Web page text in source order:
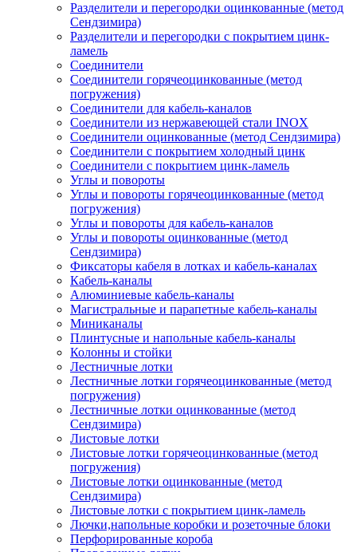
Разделители и перегородки оцинкованные (метод
Сендзимира)
Разделители и перегородки с покрытием цинк-
ламель
Соединители
Соединители горячеоцинкованные (метод
погружения)
Соединители для кабель-каналов
Соединители из нержавеющей стали INOX
Соединители оцинкованные (метод Сендзимира)
Соединители с покрытием холодный цинк
Соединители с покрытием цинк-ламель
Углы и повороты
Углы и повороты горячеоцинкованные (метод
погружения)
Углы и повороты для кабель-каналов
Углы и повороты оцинкованные (метод
Сендзимира)
Фиксаторы кабеля в лотках и кабель-каналах
Кабель-каналы
Алюминиевые кабель-каналы
Магистральные и парапетные кабель-каналы
Миниканалы
Плинтусные и напольные кабель-каналы
Колонны и стойки
Лестничные лотки
Лестничные лотки горячеоцинкованные (метод
погружения)
Лестничные лотки оцинкованные (метод
Сендзимира)
Листовые лотки
Листовые лотки горячеоцинкованные (метод
погружения)
Листовые лотки оцинкованные (метод
Сендзимира)
Листовые лотки с покрытием цинк-ламель
Лючки,напольные коробки и розеточные блоки
Перфорированные короба